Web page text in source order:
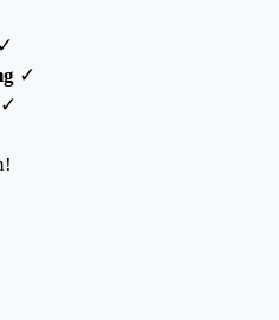
✓
✓
✓